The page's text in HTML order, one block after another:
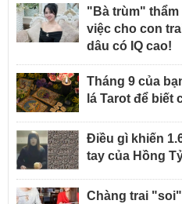
"Bà trùm"
việc cho con
dâu có IQ cao!
Tháng 9 của
lá Tarot để biết
Điều gì khiến
tay của Hồng
Chàng trai